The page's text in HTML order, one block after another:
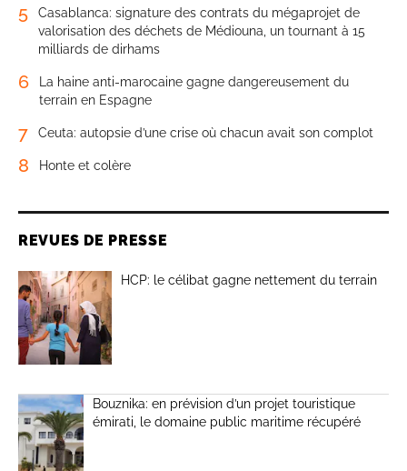
5
Casablanca: signature des contrats du mégaprojet de
valorisation des déchets de Médiouna, un tournant à 15
milliards de dirhams
6
La haine anti-marocaine gagne dangereusement du
terrain en Espagne
7 Ceuta: autopsie d’une crise où chacun avait son complot
8 Honte et colère
REVUES DE PRESSE
HCP: le célibat gagne nettement du terrain
Bouznika: en prévision d’un projet touristique
émirati, le domaine public maritime récupéré